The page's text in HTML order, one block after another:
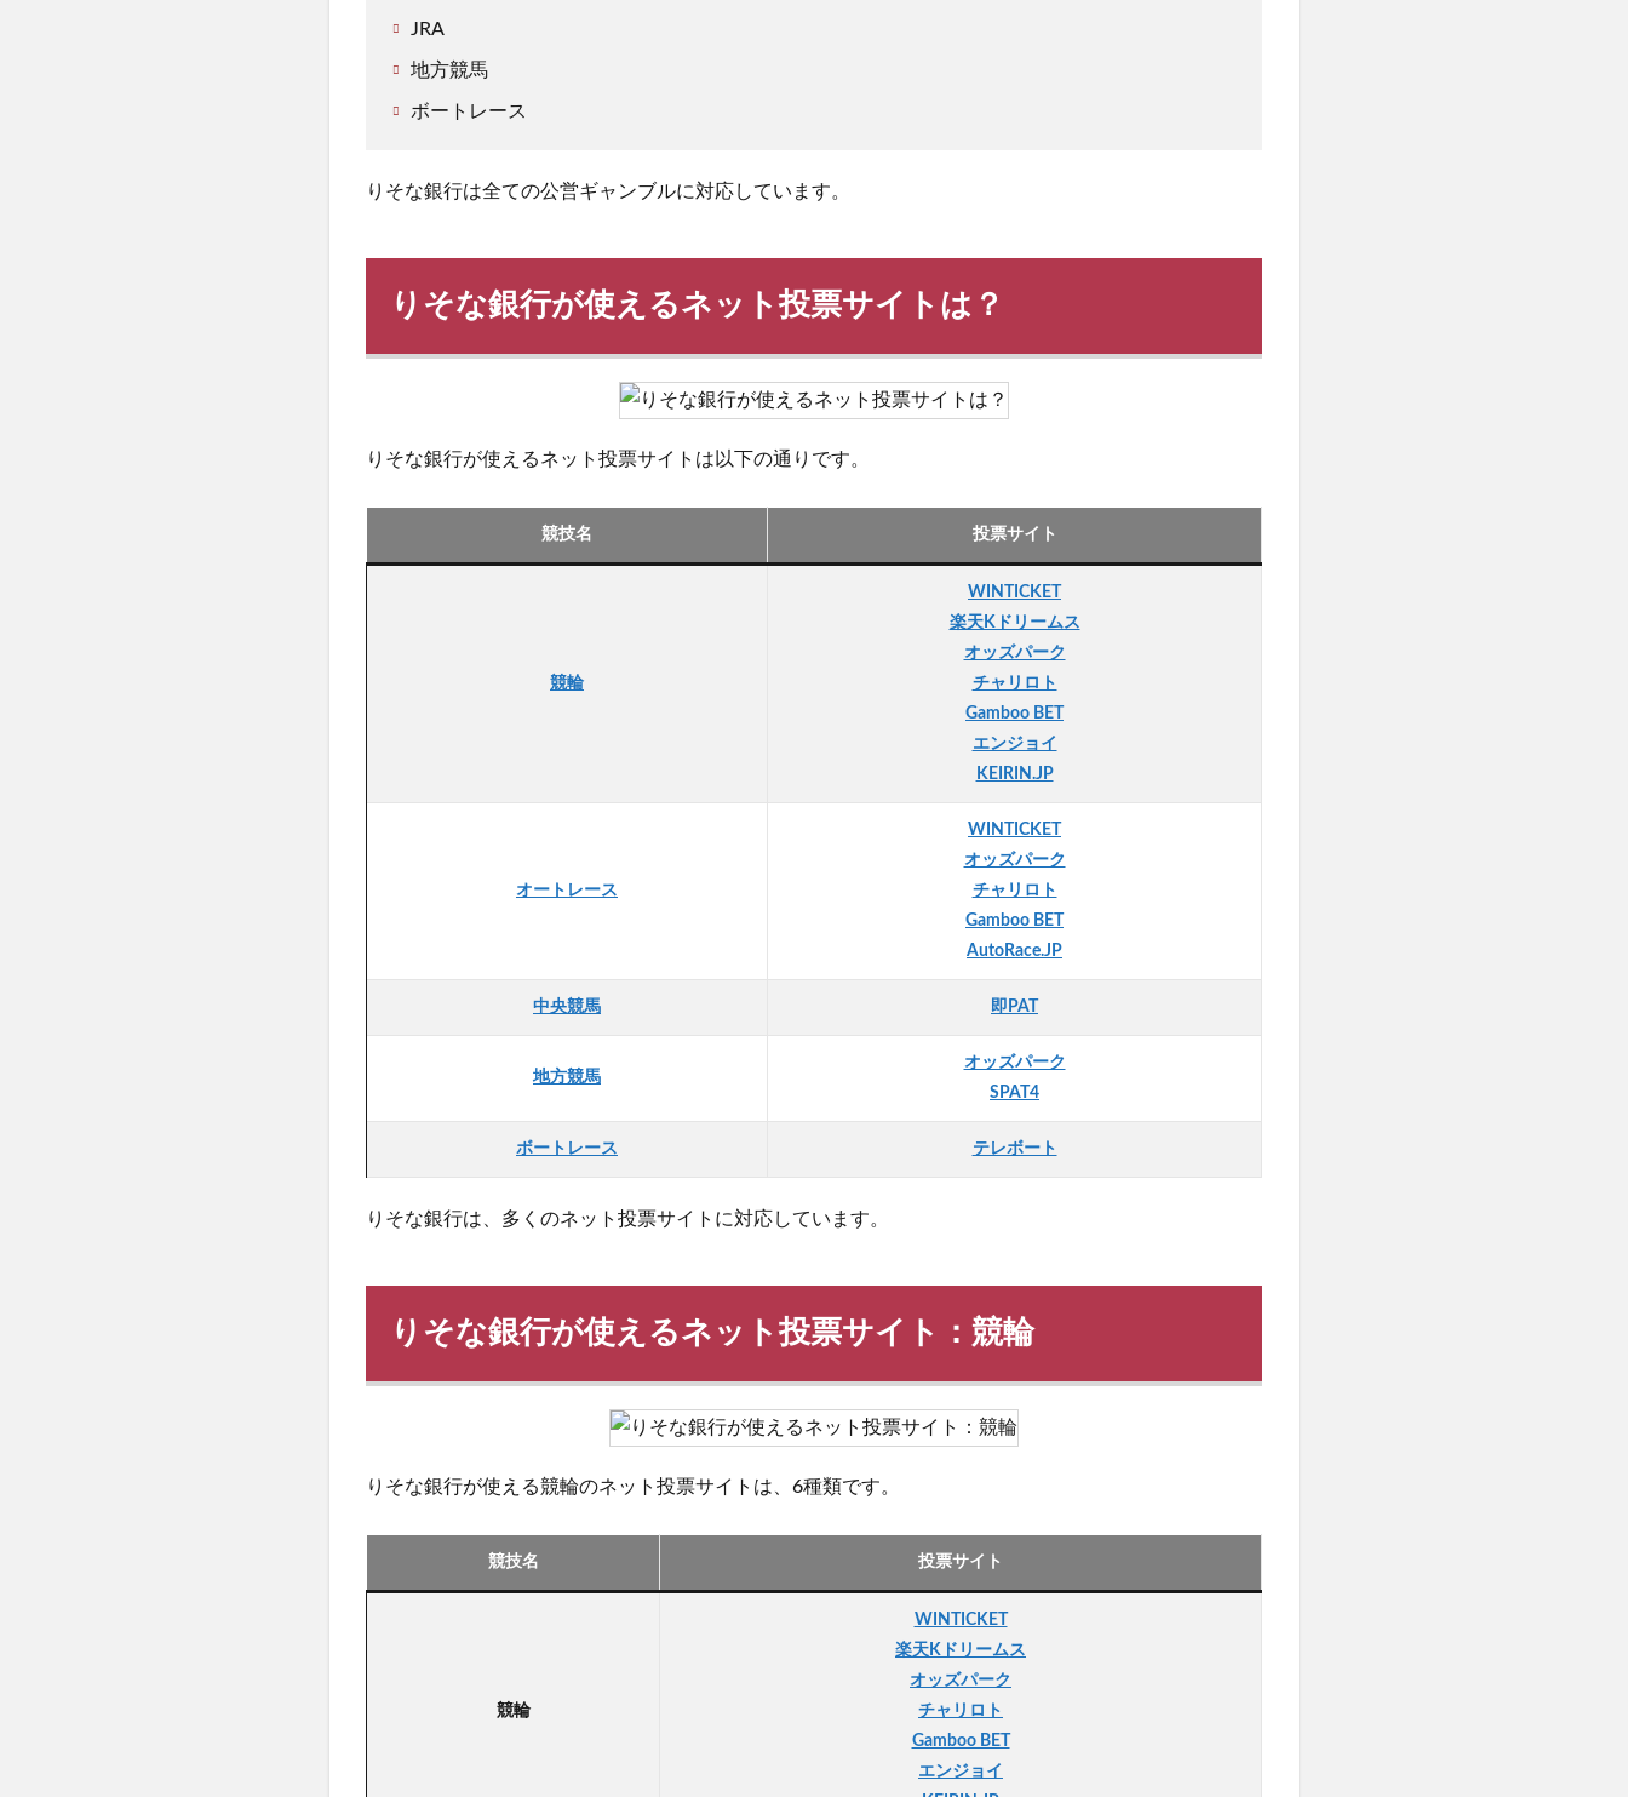
JRA
地方競馬
ボートレース
りそな銀行は全ての公営ギャンブルに対応しています。
りそな銀行が使えるネット投票サイトは？
りそな銀行が使えるネット投票サイトは以下の通りです。
競技名 投票サイト
競輪
WINTICKET
楽天Kドリームス
オッズパーク
チャリロト
Gamboo BET
エンジョイ
KEIRIN.JP
オートレース
WINTICKET
オッズパーク
チャリロト
Gamboo BET
AutoRace.JP
中央競馬 即PAT
地方競馬
オッズパーク
SPAT4
ボートレース テレボート
りそな銀行は、多くのネット投票サイトに対応しています。
りそな銀行が使えるネット投票サイト：競輪
りそな銀行が使える競輪のネット投票サイトは、6種類です。
競技名 投票サイト
競輪
WINTICKET
楽天Kドリームス
オッズパーク
チャリロト
Gamboo BET
エンジョイ